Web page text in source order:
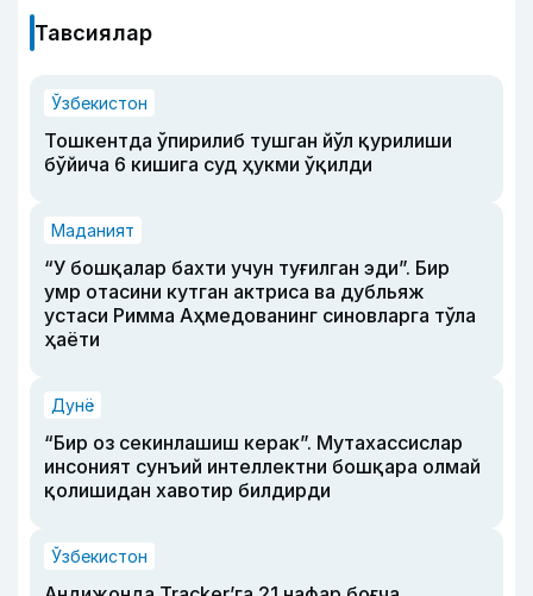
Тавсиялар
Ўзбекистон
Тошкентда ўпирилиб тушган йўл қурилиши
бўйича 6 кишига суд ҳукми ўқилди
Маданият
“У бошқалар бахти учун туғилган эди”. Бир
умр отасини кутган актриса ва дубльяж
устаси Римма Аҳмедованинг синовларга тўла
ҳаёти
Дунё
“Бир оз секинлашиш керак”. Мутахассислар
инсоният сунъий интеллектни бошқара олмай
қолишидан хавотир билдирди
Ўзбекистон